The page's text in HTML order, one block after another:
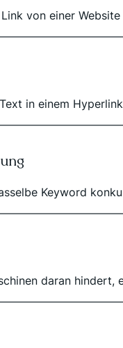
von einer
in einem
Keyword
daran